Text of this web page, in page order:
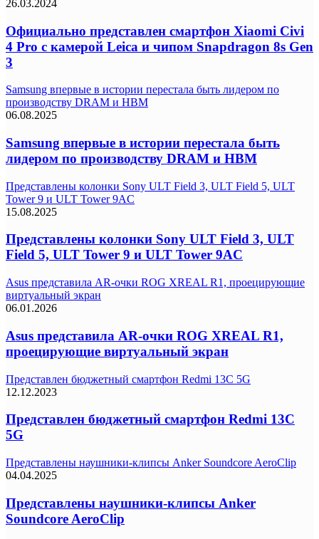
26.03.2024
Официально представлен смартфон Xiaomi Civi
4 Pro с камерой Leica и чипом Snapdragon 8s Gen
3
Samsung впервые в истории перестала быть лидером по
производству DRAM и HBM
06.08.2025
Samsung впервые в истории перестала быть
лидером по производству DRAM и HBM
Представлены колонки Sony ULT Field 3, ULT Field 5, ULT
Tower 9 и ULT Tower 9AC
15.08.2025
Представлены колонки Sony ULT Field 3, ULT
Field 5, ULT Tower 9 и ULT Tower 9AC
Asus представила AR-очки ROG XREAL R1, проецирующие
виртуальный экран
06.01.2026
Asus представила AR-очки ROG XREAL R1,
проецирующие виртуальный экран
Представлен бюджетный смартфон Redmi 13C 5G
12.12.2023
Представлен бюджетный смартфон Redmi 13C
5G
Представлены наушники-клипсы Anker Soundcore AeroClip
04.04.2025
Представлены наушники-клипсы Anker
Soundcore AeroClip